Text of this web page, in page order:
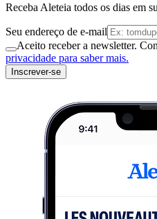
Receba Aleteia todos os dias em
Seu endereço de e-mail
Aceito receber a newsletter.
privacidade para saber mais.
Inscrever-se